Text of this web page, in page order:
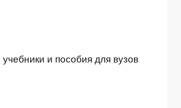
и пособия для вузов